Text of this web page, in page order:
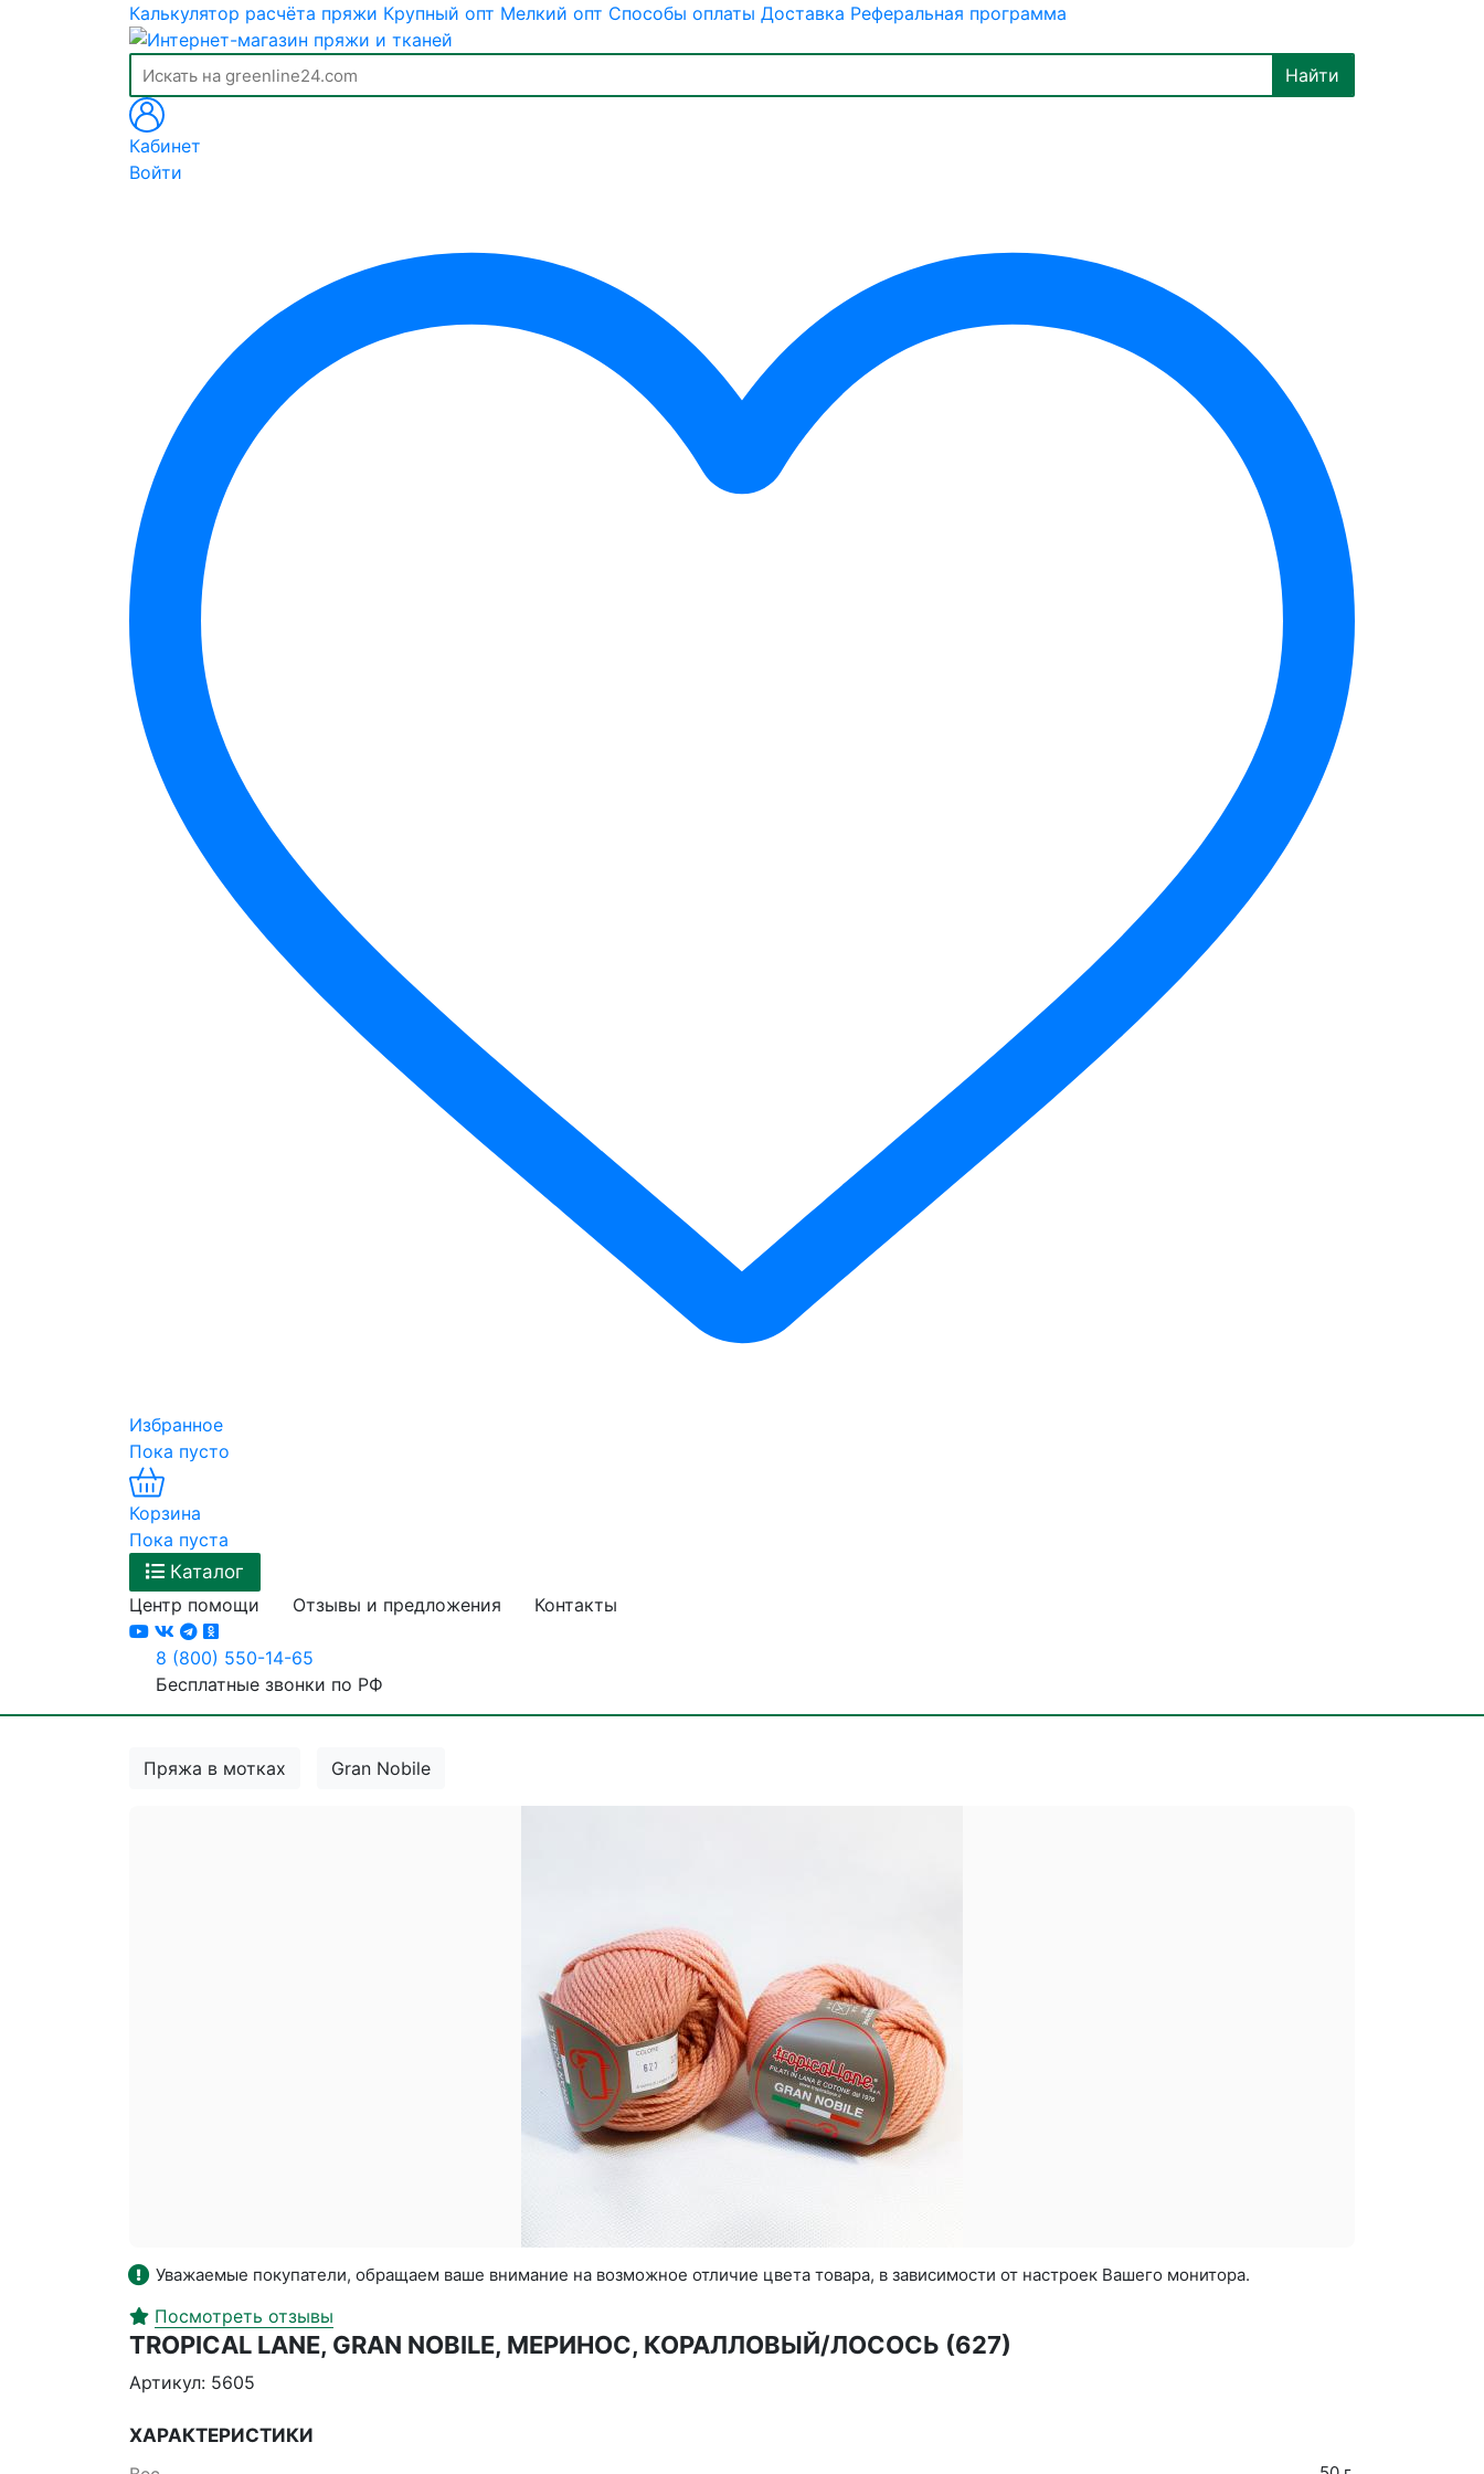
Калькулятор расчёта пряжи Крупный опт Мелкий опт Способы оплаты Доставка Реферальная программа
Кабинет
Войти
Избранное
Пока пусто
Корзина
Пока пуста
Каталог
Центр помощи
Отзывы и предложения Контакты
8 (800) 550-14-65
Бесплатные звонки по РФ
Пряжа в мотках Gran Nobile
Уважаемые покупатели, обращаем ваше внимание на возможное отличие цвета товара, в зависимости от настроек Вашего монитора.
Посмотреть отзывы
TROPICAL LANE, GRAN NOBILE, МЕРИНОС, КОРАЛЛОВЫЙ/ЛОСОСЬ (627)
Артикул: 5605
ХАРАКТЕРИСТИКИ